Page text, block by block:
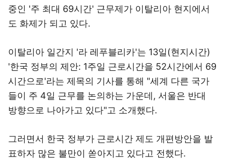
중인 '주 최대 69시간' 근무제가 이탈리아 현지에서
도 화제가 되고 있다.
이탈리아 일간지 '라 레푸블리카'는 13일(현지시간)
'한국 정부의 제안: 1주일 근로시간을 52시간에서 69
시간으로'라는 제목의 기사를 통해 "세계 다른 국가
들이 주 4일 근무를 논의하는 가운데, 서울은 반대
방향으로 나아가고 있다"고 소개했다.
그러면서 한국 정부가 근로시간 제도 개편방안을 발
표하자 많은 불만이 쏟아지고 있다고 전했다.